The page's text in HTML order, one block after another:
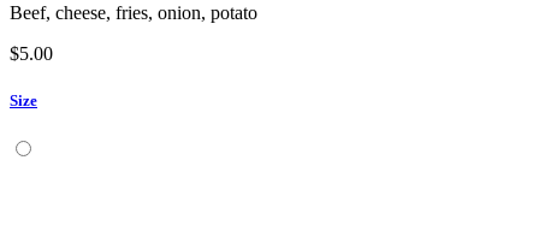
Beef, cheese, fries, onion, potato
$5.00
Size